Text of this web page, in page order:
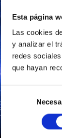
Esta página
Las cookies
y analizar el
redes
que hayan
Selección
de
consentimiento